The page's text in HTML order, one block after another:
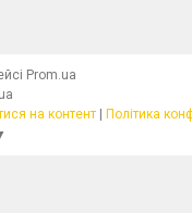
Prom.ua
на контент
Політика